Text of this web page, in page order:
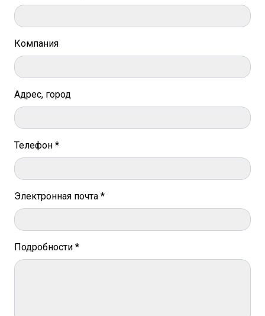
Компания
Адрес, город
Телефон *
Электронная почта *
Подробности *